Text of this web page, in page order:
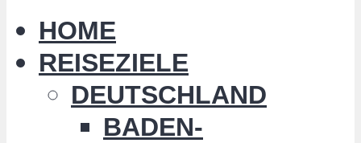
HOME
REISEZIELE
DEUTSCHLAND
BADEN-